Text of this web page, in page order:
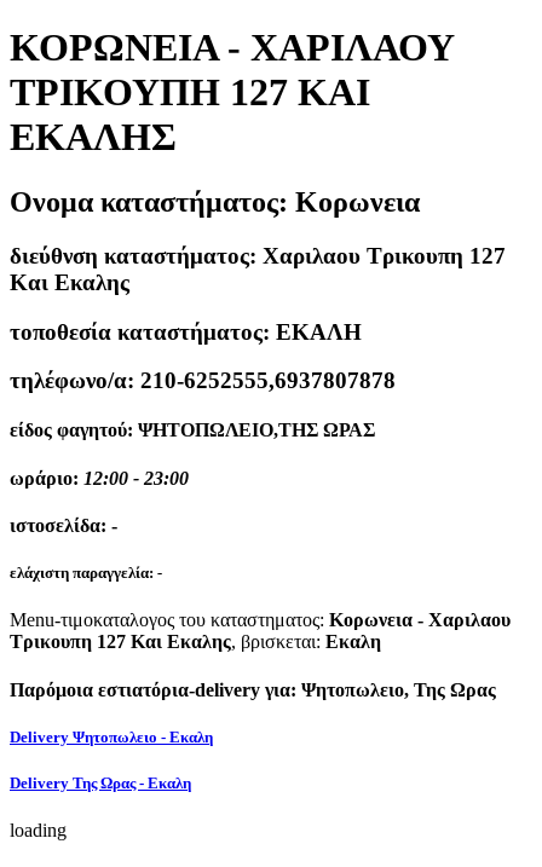
ΚΟΡΩΝΕΙΑ - ΧΑΡΙΛΑΟΥ
ΤΡΙΚΟΥΠΗ 127 ΚΑΙ
ΕΚΑΛΗΣ
Ονομα καταστήματος: Κορωνεια
διεύθνση καταστήματος: Χαριλαου Τρικουπη 127
Και Εκαλης
τοποθεσία καταστήματος: ΕΚΑΛΗ
τηλέφωνο/α: 210-6252555,6937807878
είδος φαγητού: ΨΗΤΟΠΩΛΕΙΟ,ΤΗΣ ΩΡΑΣ
ωράριο: 12:00 - 23:00
ιστοσελίδα: -
ελάχιστη παραγγελία: -
Menu-τιμοκαταλογος του καταστηματος: Κορωνεια - Χαριλαου
Τρικουπη 127 Και Εκαλης, βρισκεται: Εκαλη
Παρόμοια εστιατόρια-delivery για: Ψητοπωλειο, Της Ωρας
Delivery Ψητοπωλειο - Εκαλη
Delivery Της Ωρας - Εκαλη
loading